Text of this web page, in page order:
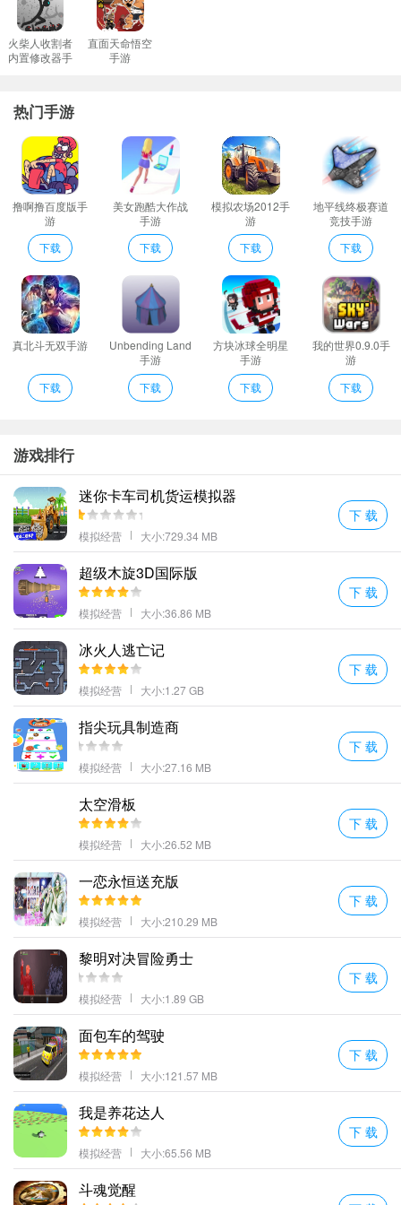
火柴人收割者
内置修改器手
直面天命悟空
手游
热门手游
撸啊撸百度版手
游
下载
美女跑酷大作战
手游
下载
模拟农场2012手
游
下载
地平线终极赛道
竞技手游
下载
真北斗无双手游
下载
Unbending Land
手游
下载
方块冰球全明星
手游
下载
我的世界0.9.0手
游
下载
游戏排行
迷你卡车司机货运模拟器
模拟经营 大小:729.34 MB
下 载
超级木旋3D国际版
模拟经营 大小:36.86 MB
下 载
冰火人逃亡记
模拟经营 大小:1.27 GB
下 载
指尖玩具制造商
模拟经营 大小:27.16 MB
下 载
太空滑板
模拟经营 大小:26.52 MB
下 载
一恋永恒送充版
模拟经营 大小:210.29 MB
下 载
黎明对决冒险勇士
模拟经营 大小:1.89 GB
下 载
面包车的驾驶
模拟经营 大小:121.57 MB
下 载
我是养花达人
模拟经营 大小:65.56 MB
下 载
斗魂觉醒